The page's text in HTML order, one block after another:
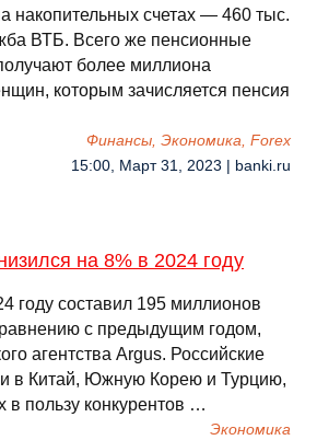
накопительных счетах — 460 тыс.
ВТБ. Всего же пенсионные
более миллиона
которым зачисляется пенсия
Финансы, Экономика, Forex
15:00, Март 31, 2023 | banki.ru
на 8% в 2024 году
году составил 195 миллионов
с предыдущим годом,
агентства Argus. Российские
в Китай, Южную Корею и Турцию,
в пользу конкурентов …
Экономика